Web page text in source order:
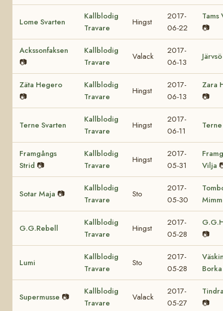
Lome Svarten
Kallblodig
Travare
Hingst
2017-
06-22
Tams
📷
Ackssonfaksen
📷
Kallblodig
Travare
Valack
2017-
06-13
Zäta Hegero
📷
Kallblodig
Travare
Hingst
2017-
06-13
Zara
📷
Terne Svarten
Kallblodig
Travare
Hingst
2017-
06-11
Framgångs
Strid 📷
Kallblodig
Travare
Hingst
2017-
05-31
Vilja
Sotar Maja 📷
Kallblodig
Travare
Sto
2017-
05-30
G.G.Rebell
Kallblodig
Travare
Hingst
2017-
05-28
📷
Lumi
Kallblodig
Travare
Sto
2017-
05-28
Borka
Supermusse 📷
Kallblodig
Travare
Valack
2017-
05-27
📷